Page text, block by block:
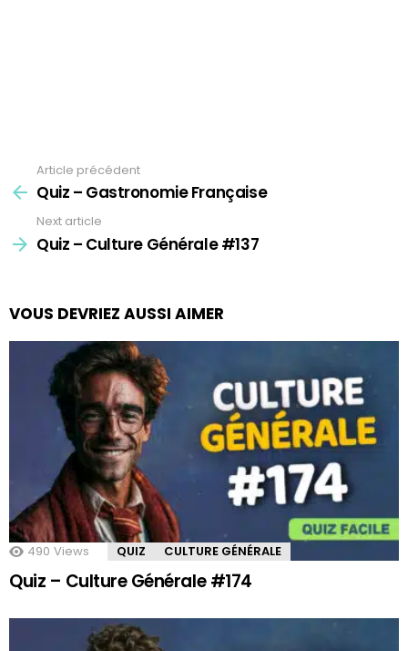
more
Article précédent
Quiz – Gastronomie Française
Next article
Quiz – Culture Générale #137
VOUS DEVRIEZ AUSSI AIMER
490 Views QUIZ CULTURE GÉNÉRALE
Quiz – Culture Générale #174